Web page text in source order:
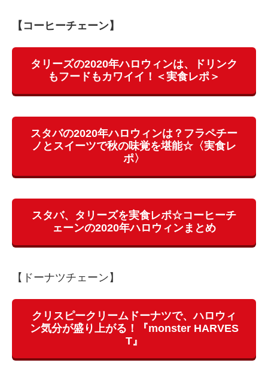
【コーヒーチェーン】
タリーズの2020年ハロウィンは、ドリンク
もフードもカワイイ！＜実食レポ＞
スタバの2020年ハロウィンは？フラペチー
ノとスイーツで秋の味覚を堪能☆〈実食レ
ポ〉
スタバ、タリーズを実食レポ☆コーヒーチ
ェーンの2020年ハロウィンまとめ
【ドーナツチェーン】
クリスピークリームドーナツで、ハロウィ
ン気分が盛り上がる！『monster HARVES
T』